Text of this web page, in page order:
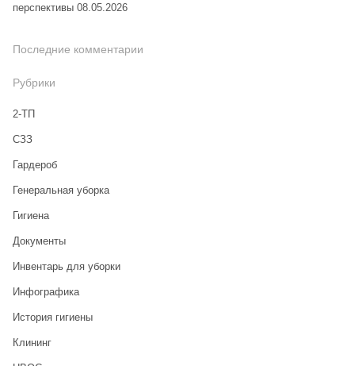
перспективы 08.05.2026
Последние комментарии
Рубрики
2-ТП
CЗЗ
Гардероб
Генеральная уборка
Гигиена
Документы
Инвентарь для уборки
Инфографика
История гигиены
Клининг